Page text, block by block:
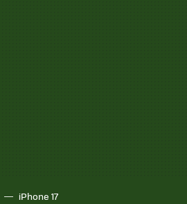
iPhone 17